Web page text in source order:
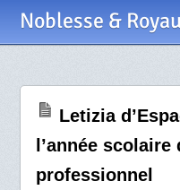
Noblesse &
Letizia
l’année
professionnel